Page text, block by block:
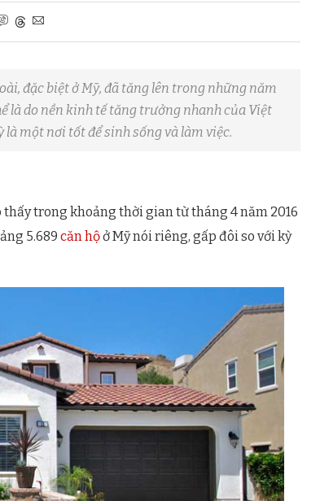
đặc biệt ở Mỹ, đã tăng lên trong những năm
là do nền kinh tế tăng trưởng nhanh của Việt
một nơi tốt để sinh sống và làm việc.
thấy trong khoảng thời gian từ tháng 4 năm 2016
5.689 căn hộở Mỹ nói riêng, gấp đôi so với kỳ